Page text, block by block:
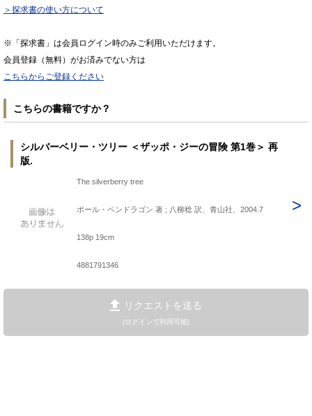
＞探求書の使い方について
※「探求書」は会員ログイン時のみご利用いただけます。
会員登録（無料）がお済みでない方は
こちらからご登録ください
こちらの書籍ですか？
シルバーベリー・ツリー ＜ザッポ・ジーの冒険 第1巻＞ 再
版.
The silverberry tree
ポール・ペンドラゴン 著 ; 八柳稔 訳、青山社、2004.7
138p 19cm
4881791346
リクエストを送る
(ログインで利用可能)